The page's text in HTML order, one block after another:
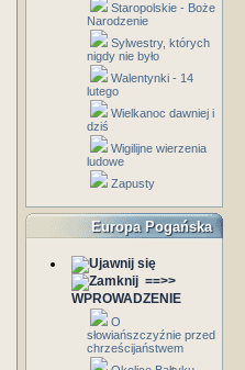
Staropolskie - Boże
Narodzenie
Sylwestry, których
nigdy nie było
Walentynki - 14
lutego
Wielkanoc dawniej i
dziś
Wigilijne wierzenia
ludowe
Zapusty
Europa Pogańska
==>>
WPROWADZENIE
O
słowiańszczyźnie przed
chrześcijaństwem